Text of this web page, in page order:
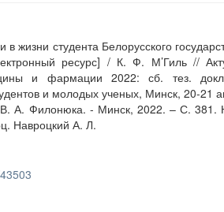
жизни студента Белорусского
ресурс] / К. Ф. М’Гиль //
и фармации 2022: сб. тез.
и молодых ученых, Минск, 20-21
А. Филонюка. - Минск, 2022. – С. 381.
Навроцкий А. Л.